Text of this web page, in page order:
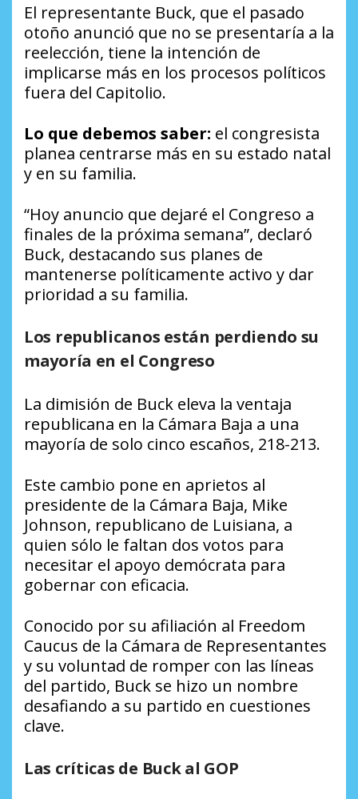
El representante Buck, que el pasado
otoño anunció que no se presentaría a la
reelección, tiene la intención de
implicarse más en los procesos políticos
fuera del Capitolio.
Lo que debemos saber: el congresista
planea centrarse más en su estado natal
y en su familia.
“Hoy anuncio que dejaré el Congreso a
finales de la próxima semana”, declaró
Buck, destacando sus planes de
mantenerse políticamente activo y dar
prioridad a su familia.
Los republicanos están perdiendo su
mayoría en el Congreso
La dimisión de Buck eleva la ventaja
republicana en la Cámara Baja a una
mayoría de solo cinco escaños, 218-213.
Este cambio pone en aprietos al
presidente de la Cámara Baja, Mike
Johnson, republicano de Luisiana, a
quien sólo le faltan dos votos para
necesitar el apoyo demócrata para
gobernar con eficacia.
Conocido por su afiliación al Freedom
Caucus de la Cámara de Representantes
y su voluntad de romper con las líneas
del partido, Buck se hizo un nombre
desafiando a su partido en cuestiones
clave.
Las críticas de Buck al GOP